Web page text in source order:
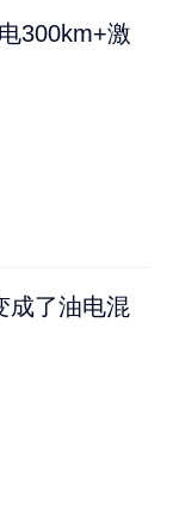
300km+激
成了油电混